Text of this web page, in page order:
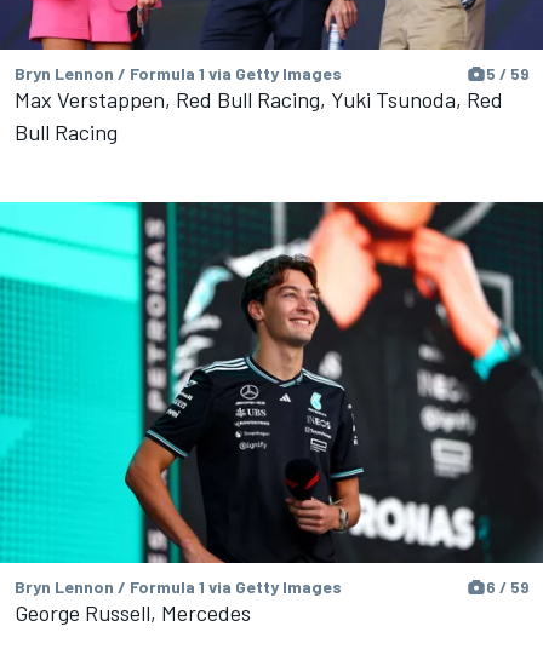
Bryn Lennon / Formula 1 via Getty Images 5 / 59
Max Verstappen, Red Bull Racing, Yuki Tsunoda, Red
Bull Racing
Bryn Lennon / Formula 1 via Getty Images 6 / 59
George Russell, Mercedes